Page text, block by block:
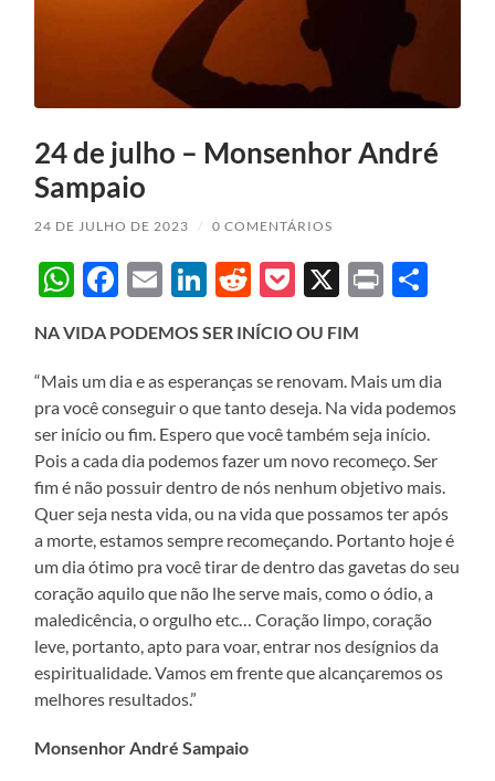
24 de julho – Monsenhor André
Sampaio
24 DE JULHO DE 2023 / 0 COMENTÁRIOS
WhatsApp
Facebook
EmailLinkedIn
Reddit
Pocket
X Print
NA VIDA PODEMOS SER INÍCIO OU FIM
“Mais um dia e as esperanças se renovam. Mais um dia
pra você conseguir o que tanto deseja. Na vida podemos
ser início ou fim. Espero que você também seja início.
Pois a cada dia podemos fazer um novo recomeço. Ser
fim é não possuir dentro de nós nenhum objetivo mais.
Quer seja nesta vida, ou na vida que possamos ter após
a morte, estamos sempre recomeçando. Portanto hoje é
um dia ótimo pra você tirar de dentro das gavetas do seu
coração aquilo que não lhe serve mais, como o ódio, a
maledicência, o orgulho etc… Coração limpo, coração
leve, portanto, apto para voar, entrar nos desígnios da
espiritualidade. Vamos em frente que alcançaremos os
melhores resultados.”
Monsenhor André Sampaio